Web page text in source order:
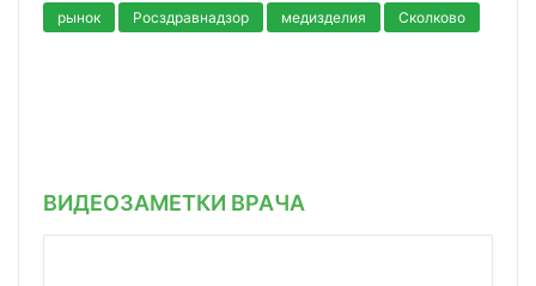
рынок Росздравнадзор медизделия Сколково
ВИДЕОЗАМЕТКИ ВРАЧА